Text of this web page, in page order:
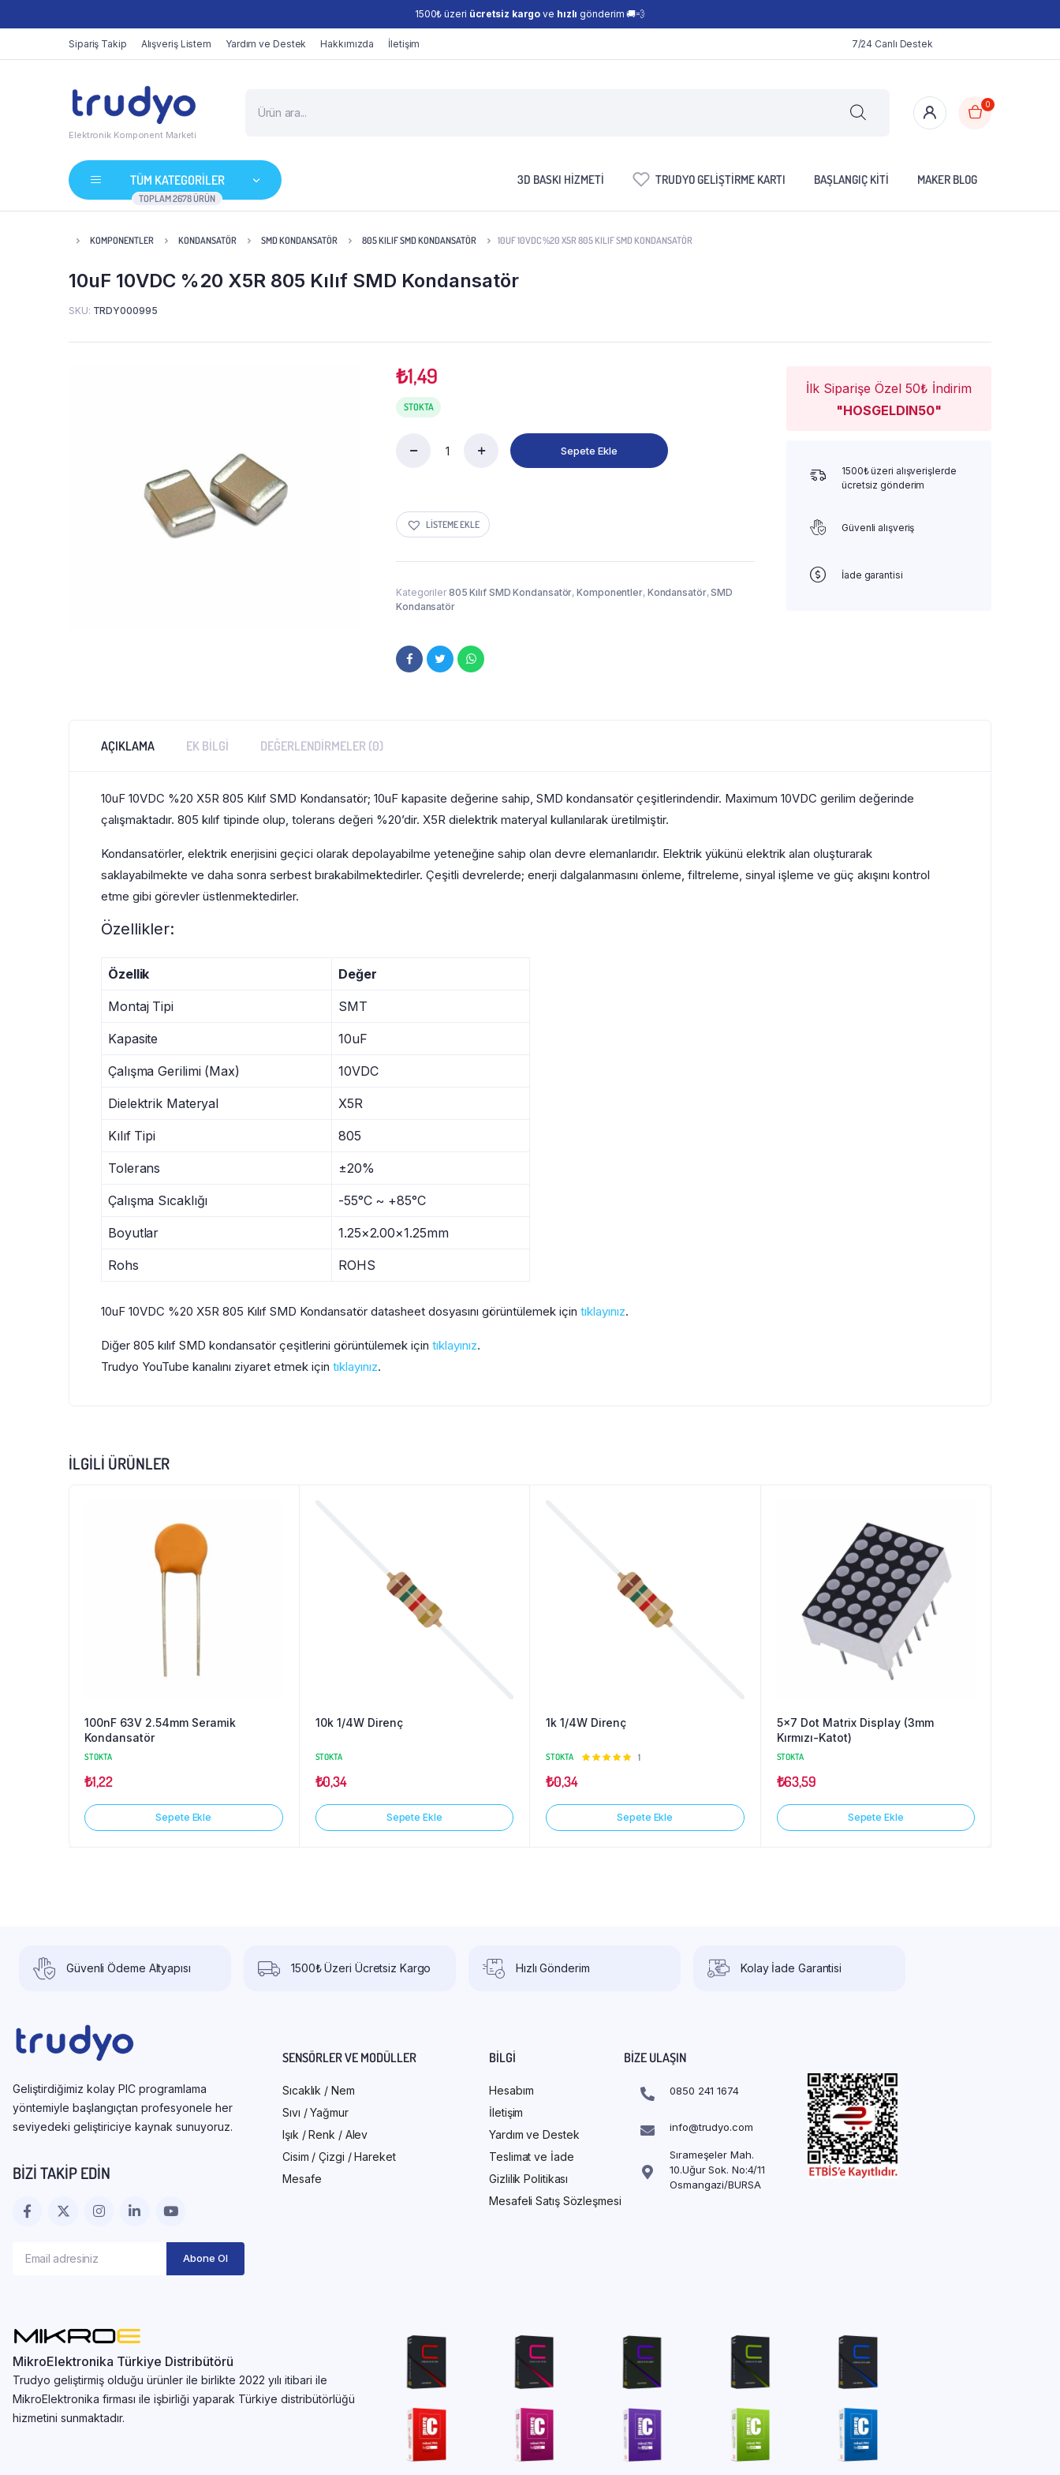
1500₺ üzeri ücretsiz kargo ve hızlı gönderim 🚚💨
Sipariş Takip Alışveriş Listem Yardım ve Destek Hakkımızda İletişim 7/24 Canlı Destek
Elektronik Komponent Marketi
0
TÜM KATEGORİLER
TOPLAM 2678 ÜRÜN
3D BASKI HIZMETI TRUDYO GELIŞTIRME KARTI BAŞLANGIÇ KITI MAKER BLOG
KOMPONENTLER KONDANSATÖR SMD KONDANSATÖR 805 KILIF SMD KONDANSATÖR 10UF 10VDC %20 X5R 805 KILIF SMD KONDANSATÖR
10uF 10VDC %20 X5R 805 Kılıf SMD Kondansatör
SKU: TRDY000995
₺1,49
STOKTA
Sepete Ekle
LISTEME EKLE
Kategoriler 805 Kılıf SMD Kondansatör,Komponentler, Kondansatör,SMD
Kondansatör
İlk Siparişe Özel 50₺ İndirim
"HOSGELDIN50"
1500₺ üzeri alışverişlerde
ücretsiz gönderim
Güvenli alışveriş
İade garantisi
AÇIKLAMA EK BILGI DEĞERLENDIRMELER (0)
10uF 10VDC %20 X5R 805 Kılıf SMD Kondansatör; 10uF kapasite değerine sahip, SMD kondansatör çeşitlerindendir. Maximum 10VDC gerilim değerinde
çalışmaktadır. 805 kılıf tipinde olup, tolerans değeri %20’dir. X5R dielektrik materyal kullanılarak üretilmiştir.
Kondansatörler, elektrik enerjisini geçici olarak depolayabilme yeteneğine sahip olan devre elemanlarıdır. Elektrik yükünü elektrik alan oluşturarak
saklayabilmekte ve daha sonra serbest bırakabilmektedirler. Çeşitli devrelerde; enerji dalgalanmasını önleme, filtreleme, sinyal işleme ve güç akışını kontrol
etme gibi görevler üstlenmektedirler.
Özellikler:
Özellik Değer
Montaj Tipi SMT
Kapasite 10uF
Çalışma Gerilimi (Max) 10VDC
Dielektrik Materyal X5R
Kılıf Tipi 805
Tolerans ±20%
Çalışma Sıcaklığı -55°C ~ +85°C
Boyutlar 1.25×2.00×1.25mm
Rohs ROHS
10uF 10VDC %20 X5R 805 Kılıf SMD Kondansatör datasheet dosyasını görüntülemek için tıklayınız.
Diğer 805 kılıf SMD kondansatör çeşitlerini görüntülemek için tıklayınız.
Trudyo YouTube kanalını ziyaret etmek için tıklayınız.
İLGILI ÜRÜNLER
100nF 63V 2.54mm Seramik
Kondansatör
STOKTA
₺1,22
Sepete Ekle
10k 1/4W Direnç
STOKTA
₺0,34
Sepete Ekle
1k 1/4W Direnç
STOKTA
51
₺0,34
Sepete Ekle
5×7 Dot Matrix Display (3mm
Kırmızı-Katot)
STOKTA
₺63,59
Sepete Ekle
Güvenli Ödeme Altyapısı 1500₺ Üzeri Ücretsiz Kargo Hızlı Gönderim Kolay İade Garantisi
Geliştirdiğimiz kolay PIC programlama
yöntemiyle başlangıçtan profesyonele her
seviyedeki geliştiriciye kaynak sunuyoruz.
BIZI TAKIP EDIN
SENSÖRLER VE MODÜLLER
Sıcaklık / Nem
Sıvı / Yağmur
Işık / Renk / Alev
Cisim / Çizgi / Hareket
Mesafe
BILGI
Hesabım
İletişim
Yardım ve Destek
Teslimat ve İade
Gizlilik Politikası
Mesafeli Satış Sözleşmesi
BIZE ULAŞIN
0850 241 1674
info@trudyo.com
Sırameşeler Mah.
10.Uğur Sok. No:4/11
Osmangazi/BURSA
MikroElektronika Türkiye Distribütörü
Trudyo geliştirmiş olduğu ürünler ile birlikte 2022 yılı itibari ile
MikroElektronika firması ile işbirliği yaparak Türkiye distribütörlüğü
hizmetini sunmaktadır.